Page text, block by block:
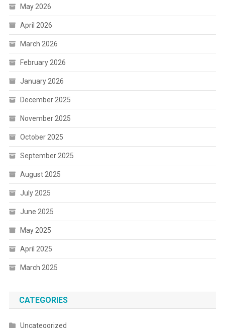
May 2026
April 2026
March 2026
February 2026
January 2026
December 2025
November 2025
October 2025
September 2025
August 2025
July 2025
June 2025
May 2025
April 2025
March 2025
CATEGORIES
Uncategorized